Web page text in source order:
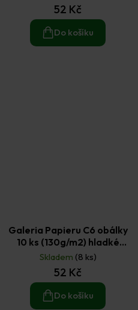
52 Kč
Do košíku
Galeria Papieru C6 obálky
10 ks (130g/m2) hladké
šedé
Skladem (8 ks)
52 Kč
Do košíku